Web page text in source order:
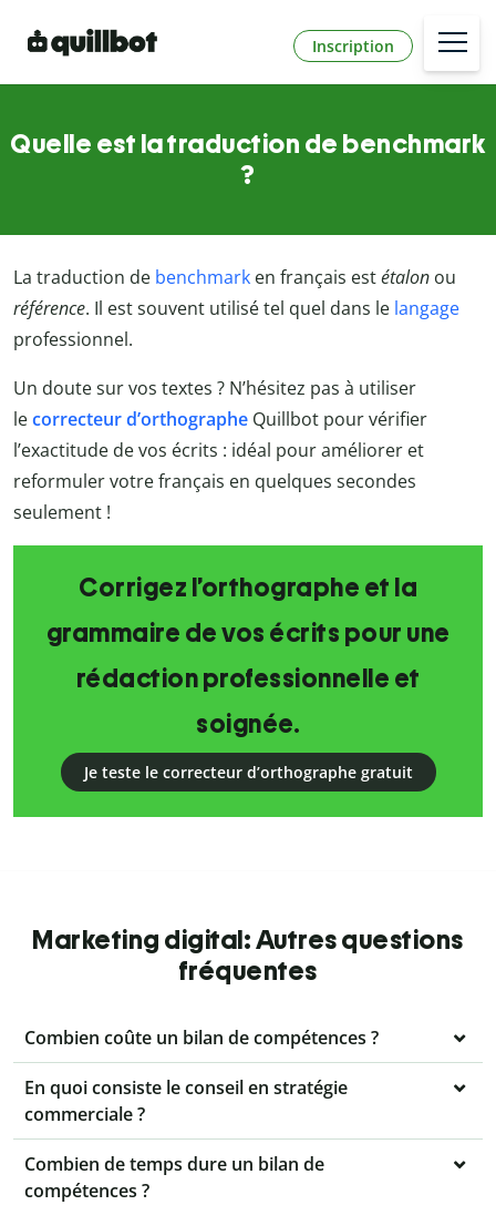
Inscription
Quelle est la traduction de benchmark
?
La traduction de benchmark en français estétalon ou
référence. Il est souvent utilisé tel quel dans le langage
professionnel.
Un doute sur vos textes ? N’hésitez pas à utiliser
lecorrecteur d’orthographe Quillbot pour vérifier
l’exactitude de vos écrits : idéal pour améliorer et
reformuler votre français en quelques secondes
seulement !
Corrigez l’orthographe et la
grammaire de vos écrits pour une
rédaction professionnelle et
soignée.
Je teste le correcteur d’orthographe gratuit
Marketing digital: Autres questions
fréquentes
Combien coûte un bilan de compétences ?
En quoi consiste le conseil en stratégie
commerciale ?
Combien de temps dure un bilan de
compétences ?